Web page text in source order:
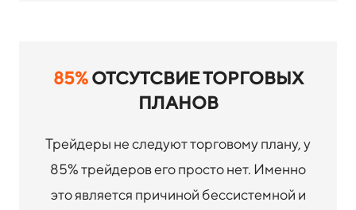
85%ОТСУТСВИЕ ТОРГОВЫХ
ПЛАНОВ
Трейдеры не следуют торговому плану, у
85% трейдеров его просто нет. Именно
это является причиной бессистемной и